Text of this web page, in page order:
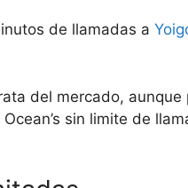
de llamadas a
del mercado, aunque
sin limite de